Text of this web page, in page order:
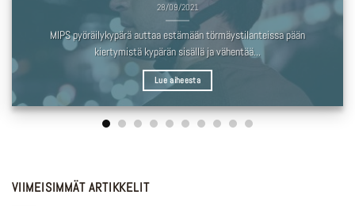
28/09/2021
MIPS pyöräilykypärä auttaa estämään törmäystilanteissa pään
kiertymistä kypärän sisällä ja vähentää...
Lue aiheesta
VIIMEISIMMÄT ARTIKKELIT